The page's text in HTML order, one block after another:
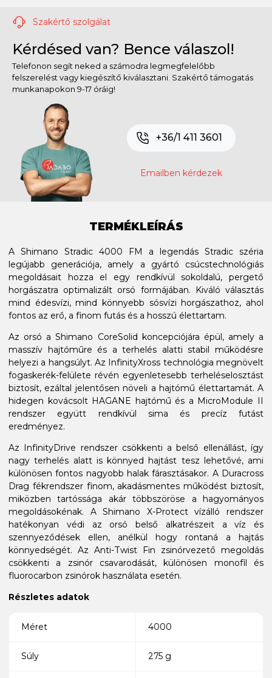
Szakértő szolgálat
Kérdésed van? Bence válaszol!
Telefonon segít neked a számodra legmegfelelőbb
felszerelést vagy kiegészítő kiválasztani. Szakértő támogatás
munkanapokon 9-17 óráig!
+36/1 411 3601
Emailben kérdezek
TERMÉKLEÍRÁS
A Shimano Stradic 4000 FM a legendás Stradic széria
legújabb generációja, amely a gyártó csúcstechnológiás
megoldásait hozza el egy rendkívül sokoldalú, pergető
horgászatra optimalizált orsó formájában. Kiváló választás
mind édesvízi, mind könnyebb sósvízi horgászathoz, ahol
fontos az erő, a finom futás és a hosszú élettartam.
Az orsó a Shimano CoreSolid koncepciójára épül, amely a
masszív hajtóműre és a terhelés alatti stabil működésre
helyezi a hangsúlyt. Az InfinityXross technológia megnövelt
fogaskerék-felülete révén egyenletesebb terheléselosztást
biztosít, ezáltal jelentősen növeli a hajtómű élettartamát. A
hidegen kovácsolt HAGANE hajtómű és a MicroModule II
rendszer együtt rendkívül sima és precíz futást
eredményez.
Az InfinityDrive rendszer csökkenti a belső ellenállást, így
nagy terhelés alatt is könnyed hajtást tesz lehetővé, ami
különösen fontos nagyobb halak fárasztásakor. A Duracross
Drag fékrendszer finom, akadásmentes működést biztosít,
miközben tartóssága akár többszöröse a hagyományos
megoldásokénak. A Shimano X-Protect vízálló rendszer
hatékonyan védi az orsó belső alkatrészeit a víz és
szennyeződések ellen, anélkül hogy rontaná a hajtás
könnyedségét. Az Anti-Twist Fin zsinórvezető megoldás
csökkenti a zsinór csavarodását, különösen monofil és
fluorocarbon zsinórok használata esetén.
Részletes adatok
Méret 4000
Súly 275 g